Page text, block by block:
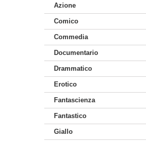
Azione
Comico
Commedia
Documentario
Drammatico
Erotico
Fantascienza
Fantastico
Giallo